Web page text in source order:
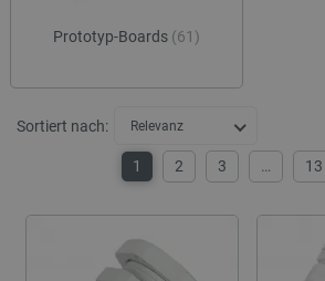
Prototyp-Boards (61)
Sortiert nach: Relevanz
1 2 3 … 13